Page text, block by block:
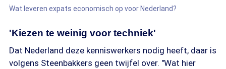
Wat leveren expats economisch op voor Nederland?
'Kiezen te weinig voor techniek'
Dat Nederland deze kenniswerkers nodig heeft, daar is
volgens Steenbakkers geen twijfel over. "Wat hier